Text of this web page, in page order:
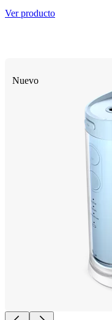
Ver producto
Nuevo